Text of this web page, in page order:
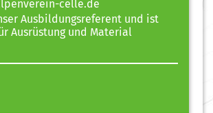
celle.de
Ausbildungsreferent und ist
Ausrüstung und Material